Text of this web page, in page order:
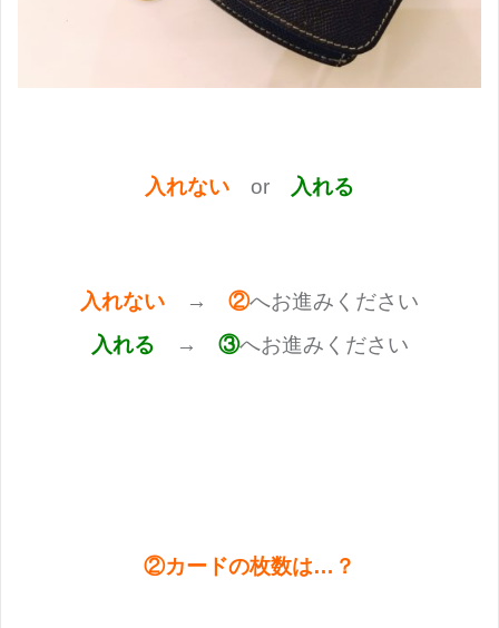
入れない or 入れる
入れない → ②へお進みください
入れる → ③へお進みください
②カードの枚数は…？